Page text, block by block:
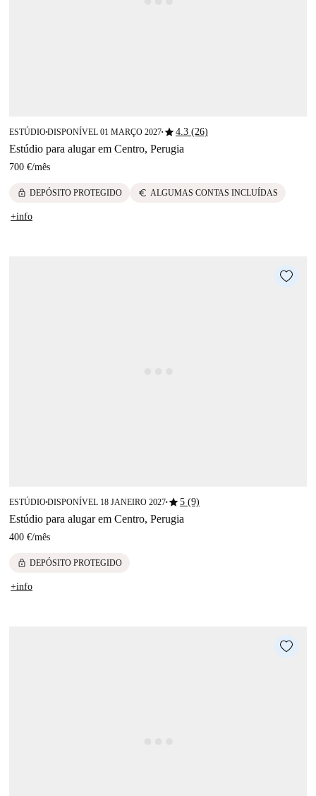
ESTÚDIO■DISPONÍVEL 01 MARÇO 2027■star4.3 (26)
Estúdio para alugar em Centro, Perugia
700 €/mês
lock DEPÓSITO PROTEGIDO euro ALGUMAS CONTAS INCLUÍDAS
+info
ESTÚDIO■DISPONÍVEL 18 JANEIRO 2027■star5 (9)
Estúdio para alugar em Centro, Perugia
400 €/mês
lock DEPÓSITO PROTEGIDO
+info